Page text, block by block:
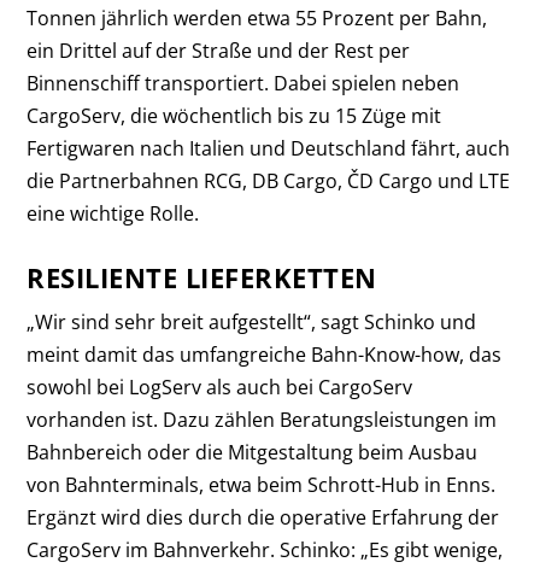
Tonnen jährlich werden etwa 55 Prozent per Bahn,
ein Drittel auf der Straße und der Rest per
Binnenschiff transportiert. Dabei spielen neben
CargoServ, die wöchentlich bis zu 15 Züge mit
Fertigwaren nach Italien und Deutschland fährt, auch
die Partnerbahnen RCG, DB Cargo, ČD Cargo und LTE
eine wichtige Rolle.
RESILIENTE LIEFERKETTEN
„Wir sind sehr breit aufgestellt“, sagt Schinko und
meint damit das umfangreiche Bahn-Know-how, das
sowohl bei LogServ als auch bei CargoServ
vorhanden ist. Dazu zählen Beratungsleistungen im
Bahnbereich oder die Mitgestaltung beim Ausbau
von Bahnterminals, etwa beim Schrott-Hub in Enns.
Ergänzt wird dies durch die operative Erfahrung der
CargoServ im Bahnverkehr. Schinko: „Es gibt wenige,